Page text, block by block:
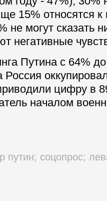
15% относятся
не могут сказать
негативные
Путина с 64%
Россия
цифру в
началом
путин; соцопрос;